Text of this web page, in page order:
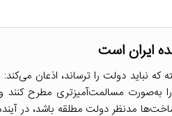
ایران است
نباید دولت را ترساند، اذعان
به‌صورت مسالمت‌آمیزتری مطرح کنند و
مدنظر دولت مطلقه باشد، در